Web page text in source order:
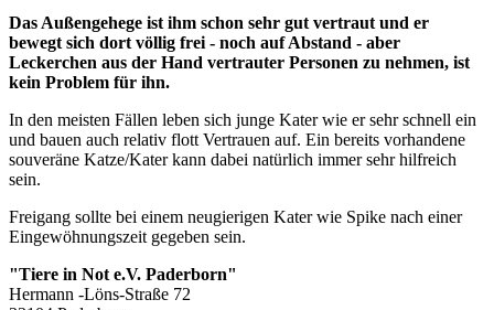
Das Außengehege ist ihm schon sehr gut vertraut und er
bewegt sich dort völlig frei - noch auf Abstand - aber
Leckerchen aus der Hand vertrauter Personen zu nehmen, ist
kein Problem für ihn.
In den meisten Fällen leben sich junge Kater wie er sehr schnell ein
und bauen auch relativ flott Vertrauen auf. Ein bereits vorhandene
souveräne Katze/Kater kann dabei natürlich immer sehr hilfreich
sein.
Freigang sollte bei einem neugierigen Kater wie Spike nach einer
Eingewöhnungszeit gegeben sein.
"Tiere in Not e.V. Paderborn"
Hermann -Löns-Straße 72